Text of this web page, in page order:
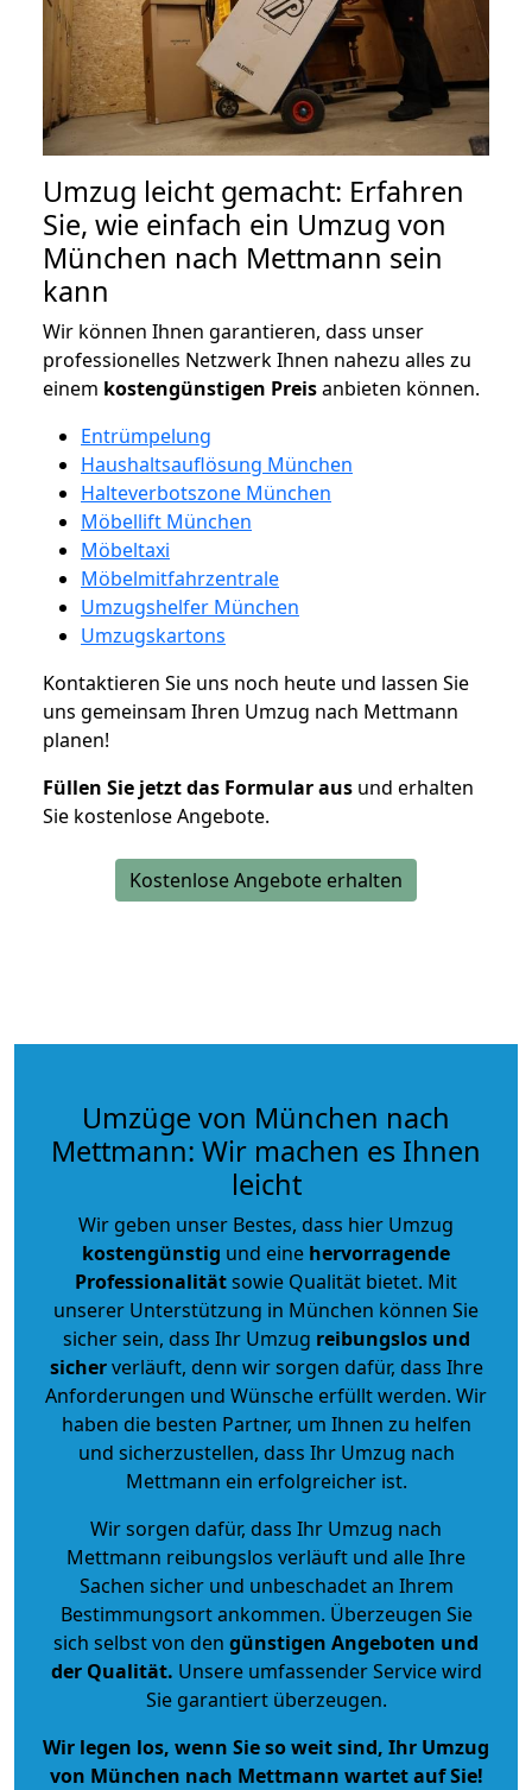
Umzug leicht gemacht: Erfahren
Sie, wie einfach ein Umzug von
München nach Mettmann sein
kann
Wir können Ihnen garantieren, dass unser
professionelles Netzwerk Ihnen nahezu alles zu
einem kostengünstigen Preisanbieten können.
Entrümpelung
Haushaltsauflösung München
Halteverbotszone München
Möbellift München
Möbeltaxi
Möbelmitfahrzentrale
Umzugshelfer München
Umzugskartons
Kontaktieren Sie uns noch heute und lassen Sie
uns gemeinsam Ihren Umzug nach Mettmann
planen!
Füllen Sie jetzt das Formular aus und erhalten
Sie kostenlose Angebote.
Kostenlose Angebote erhalten
Umzüge von München nach
Mettmann: Wir machen es Ihnen
leicht
Wir geben unser Bestes, dass hier Umzug
kostengünstig und eine hervorragende
Professionalitätsowie Qualität bietet. Mit
unserer Unterstützung in München können Sie
sicher sein, dass Ihr Umzug reibungslos und
sicherverläuft, denn wir sorgen dafür, dass Ihre
Anforderungen und Wünsche erfüllt werden. Wir
haben die besten Partner, um Ihnen zu helfen
und sicherzustellen, dass Ihr Umzug nach
Mettmann ein erfolgreicher ist.
Wir sorgen dafür, dass Ihr Umzug nach
Mettmann reibungslos verläuft und alle Ihre
Sachen sicher und unbeschadet an Ihrem
Bestimmungsort ankommen. Überzeugen Sie
sich selbst von den günstigen Angeboten und
der Qualität. Unsere umfassender Service wird
Sie garantiert überzeugen.
Wir legen los, wenn Sie so weit sind, Ihr Umzug
von München nach Mettmann wartet auf Sie!